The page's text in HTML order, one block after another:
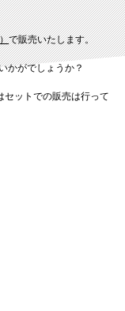
で販売いたします。
かがでしょうか？
ットでの販売は行って